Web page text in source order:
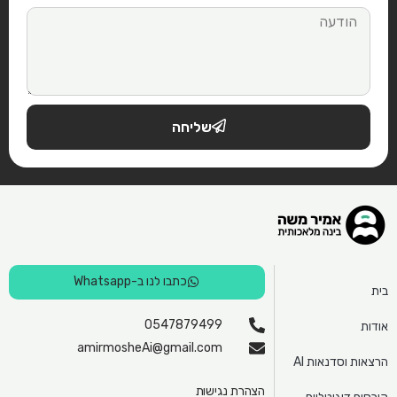
שליחה
בית
אודות
הרצאות וסדנאות AI
כתבו לנו ב-Whatsapp
0547879499
amirmosheAi@gmail.com
הצהרת נגישות